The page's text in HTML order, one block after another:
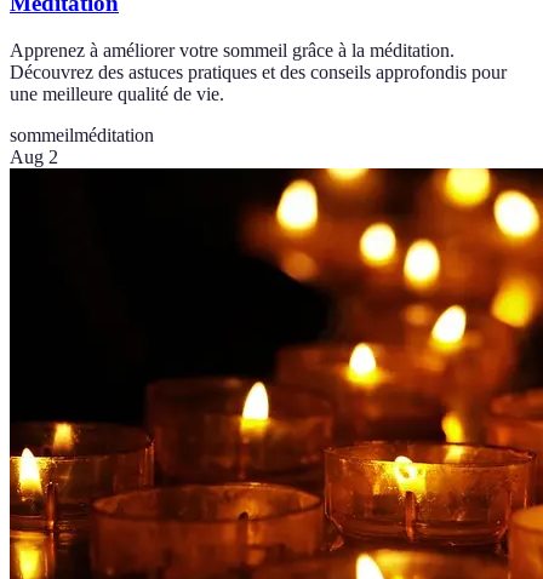
Apprenez à améliorer votre sommeil grâce à la méditation.
Découvrez des astuces pratiques et des conseils approfondis pour
une meilleure qualité de vie.
sommeilméditation
Aug 2